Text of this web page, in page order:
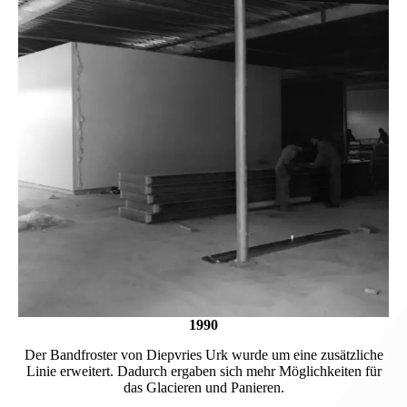
1990
Der Bandfroster von Diepvries Urk wurde um eine zusätzliche
Linie erweitert. Dadurch ergaben sich mehr Möglichkeiten für
das Glacieren und Panieren.